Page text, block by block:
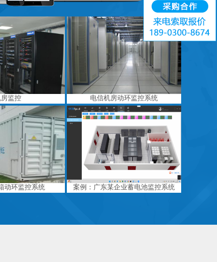
监控 电信机房动环监控系统
动环监控系统 案例：广东某企业蓄电池监控系统